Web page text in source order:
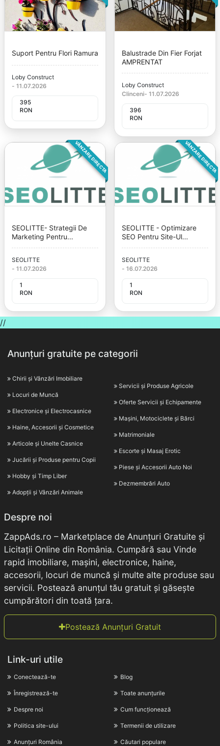
Suport Pentru Flori Ramura
Loby Construct
- 11.07.2026
395
RON
Balustrade Din Fier Forjat
AMPRENTAT
Loby Construct
Clinceni- 11.07.2026
396
RON
VÂNZARE DIRECTA
SEOLITTE- Strategii De
Marketing Pentru...
SEOLITTE
- 11.07.2026
1
RON
VÂNZARE DIRECTA
SEOLITTE - Optimizare
SEO Pentru Site-Ul...
SEOLITTE
- 16.07.2026
1
RON
//
Anunțuri gratuite pe categorii
Chirii și Vânzări Imobiliare
Locuri de Muncă
Electronice și Electrocasnice
Haine, Accesorii și Cosmetice
Articole și Unelte Casnice
Jucării și Produse pentru Copii
Hobby și Timp Liber
Adopții și Vânzări Animale
Servicii și Produse Agricole
Oferte Servicii și Echipamente
Mașini, Motociclete și Bărci
Matrimoniale
Escorte și Masaj Erotic
Piese și Accesorii Auto Noi
Dezmembrări Auto
Despre noi
ZappAds.ro – Marketplace de Anunțuri Gratuite și
Licitații Online din România. Cumpără sau Vinde
rapid imobiliare, mașini, electronice, haine,
accesorii, locuri de muncă și multe alte produse sau
servicii. Postează anunțul tău gratuit și găsește
cumpărători din toată țara.
Postează Anunțuri Gratuit
Link-uri utile
Conectează-te
Înregistrează-te
Despre noi
Politica site-ului
Anunțuri România
Blog
Toate anunțurile
Cum funcționează
Termenii de utilizare
Căutari populare